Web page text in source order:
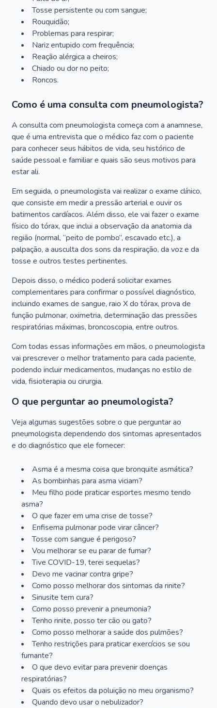
Tosse persistente ou com sangue;
Rouquidão;
Problemas para respirar;
Nariz entupido com frequência;
Reação alérgica a cheiros;
Chiado ou dor no peito;
Roncos.
Como é uma consulta com pneumologista?
A consulta com pneumologista começa com a anamnese,
que é uma entrevista que o médico faz com o paciente
para conhecer seus hábitos de vida, seu histórico de
saúde pessoal e familiar e quais são seus motivos para
estar ali.
Em seguida, o pneumologista vai realizar o exame clínico,
que consiste em medir a pressão arterial e ouvir os
batimentos cardíacos. Além disso, ele vai fazer o exame
físico do tórax, que inclui a observação da anatomia da
região (normal, “peito de pombo”, escavado etc.), a
palpação, a ausculta dos sons da respiração, da voz e da
tosse e outros testes pertinentes.
Depois disso, o médico poderá solicitar exames
complementares para confirmar o possível diagnóstico,
incluindo exames de sangue, raio X do tórax, prova de
função pulmonar, oximetria, determinação das pressões
respiratórias máximas, broncoscopia, entre outros.
Com todas essas informações em mãos, o pneumologista
vai prescrever o melhor tratamento para cada paciente,
podendo incluir medicamentos, mudanças no estilo de
vida, fisioterapia ou cirurgia.
O que perguntar ao pneumologista?
Veja algumas sugestões sobre o que perguntar ao
pneumologista dependendo dos sintomas apresentados
e do diagnóstico que ele fornecer:
Asma é a mesma coisa que bronquite asmática?
As bombinhas para asma viciam?
Meu filho pode praticar esportes mesmo tendo
asma?
O que fazer em uma crise de tosse?
Enfisema pulmonar pode virar câncer?
Tosse com sangue é perigoso?
Vou melhorar se eu parar de fumar?
Tive COVID-19, terei sequelas?
Devo me vacinar contra gripe?
Como posso melhorar dos sintomas da rinite?
Sinusite tem cura?
Como posso prevenir a pneumonia?
Tenho rinite, posso ter cão ou gato?
Como posso melhorar a saúde dos pulmões?
Tenho restrições para praticar exercícios se sou
fumante?
O que devo evitar para prevenir doenças
respiratórias?
Quais os efeitos da poluição no meu organismo?
Quando devo usar o nebulizador?